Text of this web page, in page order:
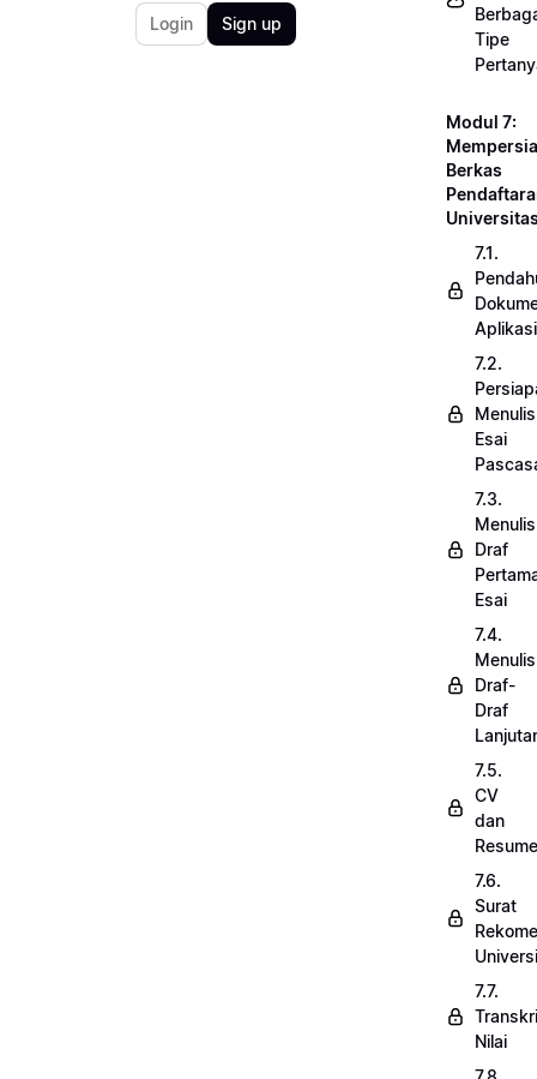
Login Sign up
Tipe
Modul 7:
Berkas
7.1.
Aplikasi
7.2.
Menulis
Esai
7.3.
Menulis
Draf
Esai
7.4.
Menulis
Draf-
Draf
7.5.
CV
dan
Resume
7.6.
Surat
7.7.
Nilai